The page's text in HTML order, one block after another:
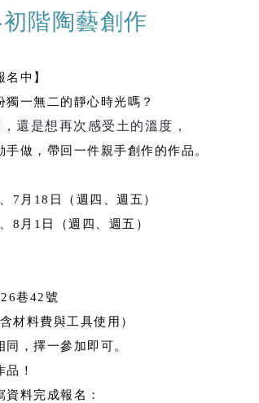
階陶藝創作
中】
一無二的靜心時光嗎？
還是想再次感受土的溫度，
做，帶回一件親手創作的作品。
7 月 18 日（週四、週五）
8 月 1 日（週四、週五）
巷42號
材料費與工具使用）
，擇一參加即可。
！
料完成報名：